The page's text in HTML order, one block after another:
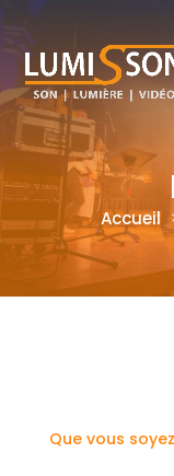
Accueil
Que vous